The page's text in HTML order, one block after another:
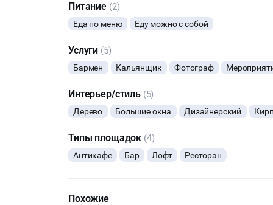
Питание (2)
Еда по меню Еду можно с собой
Услуги (5)
Бармен Кальянщик Фотограф
Интерьер/стиль (5)
Дерево Большие окна Дизайнерский
Типы площадок (4)
Антикафе Бар Лофт Ресторан
Похожие